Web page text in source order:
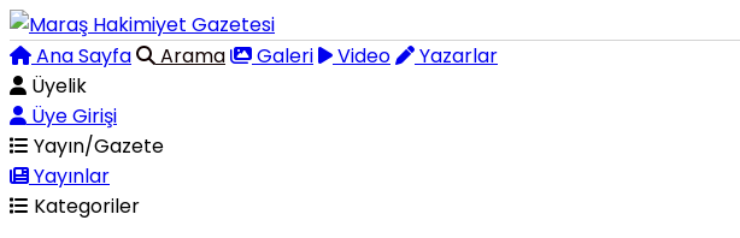
Ana Sayfa Arama Galeri Video
Yazarlar
Üyelik
Üye Girişi
Yayın/Gazete
Yayınlar
Kategoriler